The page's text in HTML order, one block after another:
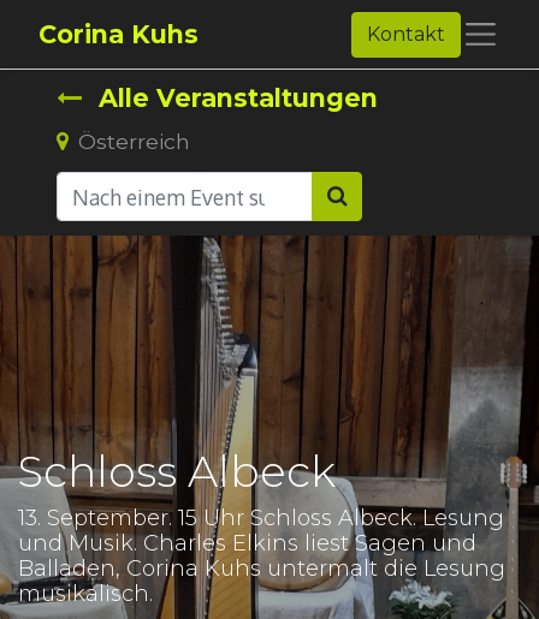
Corina Kuhs Kontakt
Alle Veranstaltungen
Österreich
Schloss Albeck
13. September. 15 Uhr Schloss Albeck. Lesung
und Musik. Charles Elkins liest Sagen und
Balladen, Corina Kuhs untermalt die Lesung
musikalisch.